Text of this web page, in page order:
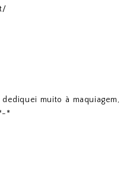
muito à maquiagem,
*